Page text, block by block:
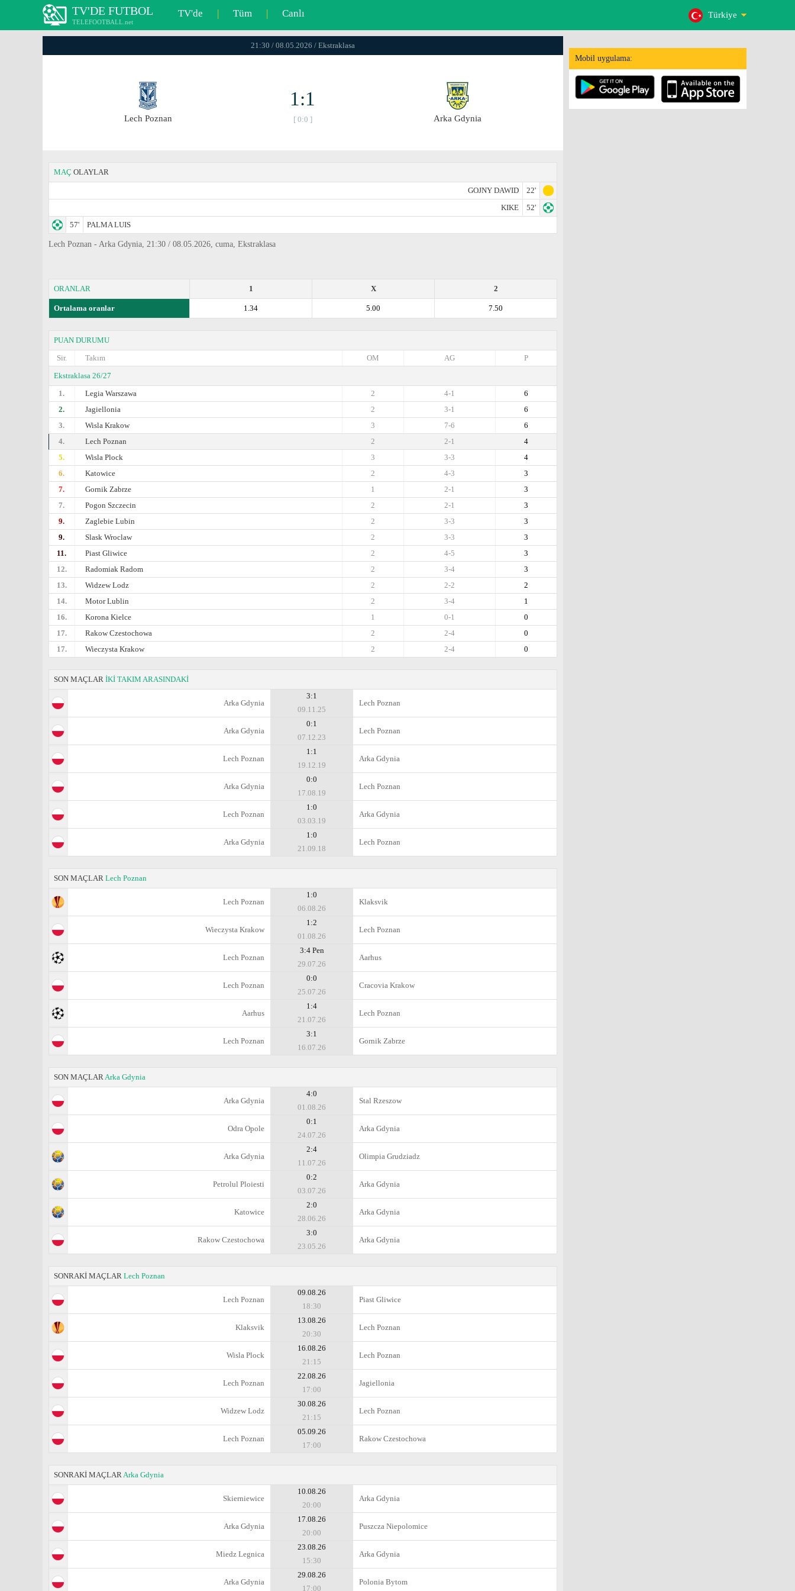
TV'DE FUTBOL
TELEFOOTBALL.net
TV'de | Tüm | Canlı Türkiye
Mobil uygulama:
21:30 / 08.05.2026 / Ekstraklasa
Lech Poznan
1:1
[ 0:0 ] Arka Gdynia
MAÇ OLAYLAR
GOJNY DAWID
22'
KIKE
52'
57'
PALMA LUIS
Lech Poznan - Arka Gdynia, 21:30 / 08.05.2026, cuma, Ekstraklasa
ORANLAR 2
X
1
Ortalama oranlar 7.50
5.00
1.34
PUAN DURUMU
Sir.
Takım P
AG
OM
Ekstraklasa 26/27
1.
Legia Warszawa 6
4-1
2
2.
Jagiellonia 6
3-1
2
3.
Wisla Krakow 6
7-6
3
4.
Lech Poznan 4
2-1
2
5.
Wisla Plock 4
3-3
3
6.
Katowice 3
4-3
2
7.
Gornik Zabrze 3
2-1
1
7.
Pogon Szczecin 3
2-1
2
9.
Zaglebie Lubin 3
3-3
2
9.
Slask Wroclaw 3
3-3
2
11.
Piast Gliwice 3
4-5
2
12.
Radomiak Radom 3
3-4
2
13.
Widzew Lodz 2
2-2
2
14.
Motor Lublin 1
3-4
2
16.
Korona Kielce 0
0-1
1
17.
Rakow Czestochowa 0
2-4
2
17.
Wieczysta Krakow 0
2-4
2
SON MAÇLAR İKİ TAKIM ARASINDAKİ
Arka Gdynia
3:1
09.11.25
Lech Poznan
Arka Gdynia
0:1
07.12.23
Lech Poznan
Lech Poznan
1:1
19.12.19
Arka Gdynia
Arka Gdynia
0:0
17.08.19
Lech Poznan
Lech Poznan
1:0
03.03.19
Arka Gdynia
Arka Gdynia
1:0
21.09.18
Lech Poznan
SON MAÇLAR Lech Poznan
Lech Poznan
1:0
06.08.26
Klaksvik
Wieczysta Krakow
1:2
01.08.26
Lech Poznan
Lech Poznan
3:4 Pen
29.07.26
Aarhus
Lech Poznan
0:0
25.07.26
Cracovia Krakow
Aarhus
1:4
21.07.26
Lech Poznan
Lech Poznan
3:1
16.07.26
Gornik Zabrze
SON MAÇLARArka Gdynia
Arka Gdynia
4:0
01.08.26
Stal Rzeszow
Odra Opole
0:1
24.07.26
Arka Gdynia
Arka Gdynia
2:4
11.07.26
Olimpia Grudziadz
Petrolul Ploiesti
0:2
03.07.26
Arka Gdynia
Katowice
2:0
28.06.26
Arka Gdynia
Rakow Czestochowa
3:0
23.05.26
Arka Gdynia
SONRAKİ MAÇLAR Lech Poznan
Lech Poznan
09.08.26
18:30
Piast Gliwice
Klaksvik
13.08.26
20:30
Lech Poznan
Wisla Plock
16.08.26
21:15
Lech Poznan
Lech Poznan
22.08.26
17:00
Jagiellonia
Widzew Lodz
30.08.26
21:15
Lech Poznan
Lech Poznan
05.09.26
17:00
Rakow Czestochowa
SONRAKİ MAÇLARArka Gdynia
Skierniewice
10.08.26
20:00
Arka Gdynia
Arka Gdynia
17.08.26
20:00
Puszcza Niepolomice
Miedz Legnica
23.08.26
15:30
Arka Gdynia
Arka Gdynia
29.08.26
17:00
Polonia Bytom